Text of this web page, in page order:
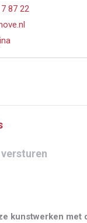
87 22
kunstwerken met